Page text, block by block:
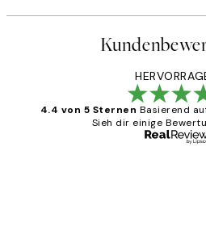
4.4 von 5 Sternen Basierend
Sieh dir einige